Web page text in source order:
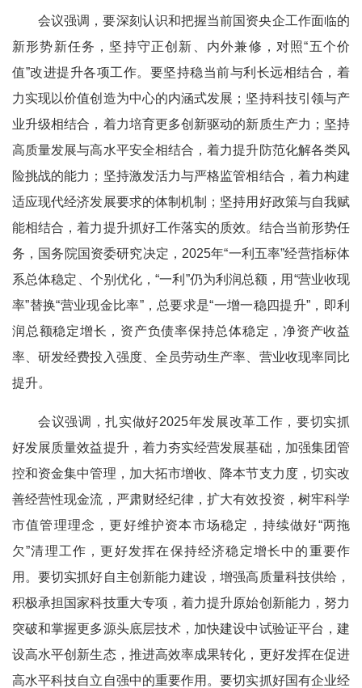
会议强调，要深刻认识和把握当前国资央企工作面临的
新形势新任务，坚持守正创新、内外兼修，对照“五个价
值”改进提升各项工作。要坚持稳当前与利长远相结合，着
力实现以价值创造为中心的内涵式发展；坚持科技引领与产
业升级相结合，着力培育更多创新驱动的新质生产力；坚持
高质量发展与高水平安全相结合，着力提升防范化解各类风
险挑战的能力；坚持激发活力与严格监管相结合，着力构建
适应现代经济发展要求的体制机制；坚持用好政策与自我赋
能相结合，着力提升抓好工作落实的质效。结合当前形势任
务，国务院国资委研究决定，2025年“一利五率”经营指标体
系总体稳定、个别优化，“一利”仍为利润总额，用“营业收现
率”替换“营业现金比率”，总要求是“一增一稳四提升”，即利
润总额稳定增长，资产负债率保持总体稳定，净资产收益
率、研发经费投入强度、全员劳动生产率、营业收现率同比
提升。
会议强调，扎实做好2025年发展改革工作，要切实抓
好发展质量效益提升，着力夯实经营发展基础，加强集团管
控和资金集中管理，加大拓市增收、降本节支力度，切实改
善经营性现金流，严肃财经纪律，扩大有效投资，树牢科学
市值管理理念，更好维护资本市场稳定，持续做好“两拖
欠”清理工作，更好发挥在保持经济稳定增长中的重要作
用。要切实抓好自主创新能力建设，增强高质量科技供给，
积极承担国家科技重大专项，着力提升原始创新能力，努力
突破和掌握更多源头底层技术，加快建设中试验证平台，建
设高水平创新生态，推进高效率成果转化，更好发挥在促进
高水平科技自立自强中的重要作用。要切实抓好国有企业经